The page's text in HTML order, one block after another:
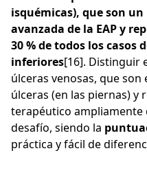
isquémicas), que son
avanzada de la EAP y
30 % de todos los casos
inferiores[16]. Distinguir
úlceras venosas, que
úlceras (en las piernas)
terapéutico
desafío, siendo la
práctica y fácil de